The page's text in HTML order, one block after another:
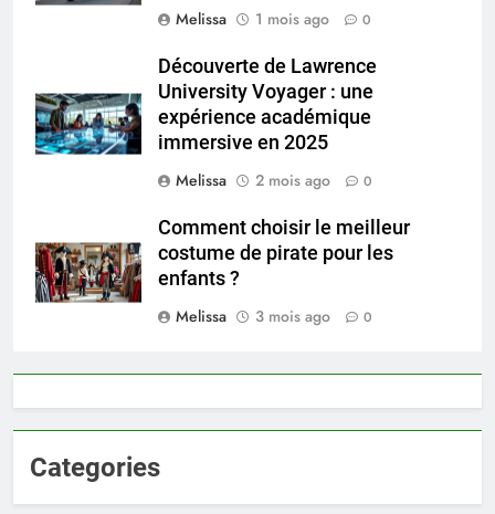
Melissa
1 mois ago 0
Découverte de Lawrence
University Voyager : une
expérience académique
immersive en 2025
Melissa
2 mois ago 0
Comment choisir le meilleur
costume de pirate pour les
enfants ?
Melissa
3 mois ago 0
Categories